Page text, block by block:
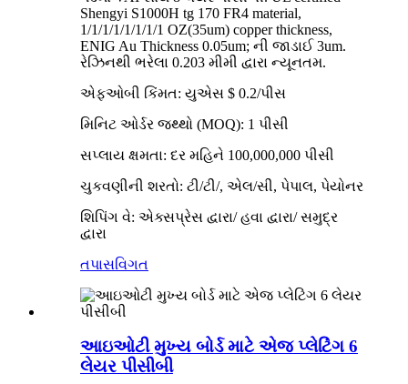
Shengyi S1000H tg 170 FR4 material,
1/1/1/1/1/1/1/1 OZ(35um) copper thickness,
ENIG Au Thickness 0.05um; ની જાડાઈ 3um.
રેઝિનથી ભરેલા 0.203 મીમી દ્વારા ન્યૂનતમ.
એફઓબી કિંમત: યુએસ $ 0.2/પીસ
મિનિટ ઓર્ડર જથ્થો (MOQ): 1 પીસી
સપ્લાય ક્ષમતા: દર મહિને 100,000,000 પીસી
ચુકવણીની શરતો: ટી/ટી/, એલ/સી, પેપાલ, પેયોનર
શિપિંગ વે: એક્સપ્રેસ દ્વારા/ હવા દ્વારા/ સમુદ્ર
દ્વારા
તપાસવિગત
આઇઓટી મુખ્ય બોર્ડ માટે એજ પ્લેટિંગ 6
લેયર પીસીબી